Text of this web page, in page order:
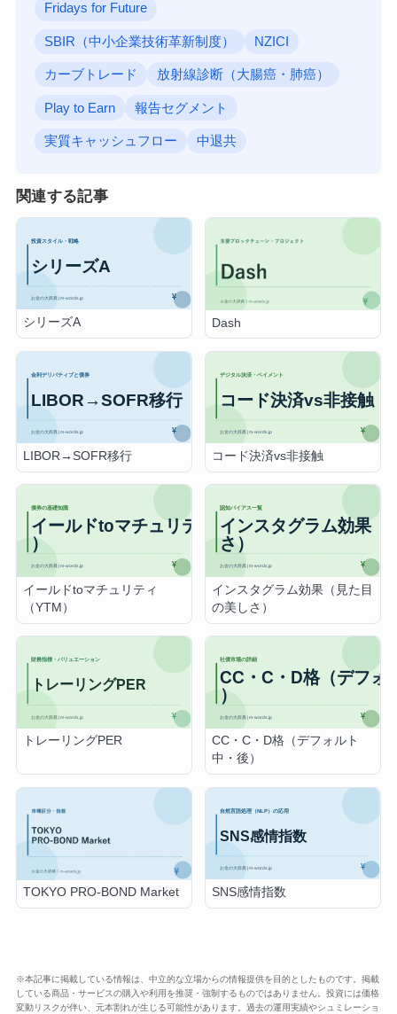
Fridays for Future
SBIR（中小企業技術革新制度） NZICI
カーブトレード 放射線診断（大腸癌・肺癌）
Play to Earn 報告セグメント
実質キャッシュフロー 中退共
関連する記事
シリーズA Dash
LIBOR→SOFR移行 コード決済vs非接触
イールドtoマチュリティ
（YTM）
インスタグラム効果（見た目
の美しさ）
トレーリングPER
CC・C・D格（デフォルト
中・後）
TOKYO PRO-BOND Market SNS感情指数
※本記事に掲載している情報は、中立的な立場からの情報提供を目的としたものです。掲載
している商品・サービスの購入や利用を推奨・強制するものではありません。投資には価格
変動リスクが伴い、元本割れが生じる可能性があります。過去の運用実績やシュミレーショ